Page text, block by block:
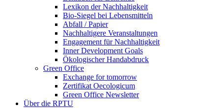
Lexikon der Nachhaltigkeit
Bio-Siegel bei Lebensmitteln
Abfall / Papier
Nachhaltigere Veranstaltungen
Engagement für Nachhaltigkeit
Inner Development Goals
Ökologischer Handabdruck
Green Office
Exchange for tomorrow
Zertifikat Oecologicum
Green Office Newsletter
Über die RPTU